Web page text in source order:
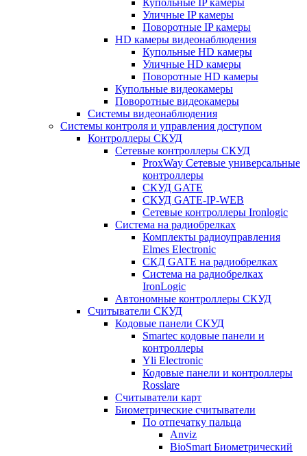
Уличные IP камеры
Поворотные IP камеры
HD камеры видеонаблюдения
Купольные HD камеры
Уличные HD камеры
Поворотные HD камеры
Купольные видеокамеры
Поворотные видеокамеры
Системы видеонаблюдения
Системы контроля и управления доступом
Контроллеры СКУД
Сетевые контроллеры СКУД
ProxWay Сетевые универсальные
контроллеры
СКУД GATE
СКУД GATE-IP-WEB
Сетевые контроллеры Ironlogic
Система на радиобрелках
Комплекты радиоуправления
Elmes Electronic
СКД GATE на радиобрелках
Система на радиобрелках
IronLogic
Автономные контроллеры СКУД
Считыватели СКУД
Кодовые панели СКУД
Smartec кодовые панели и
контроллеры
Yli Electronic
Кодовые панели и контроллеры
Rosslare
Считыватели карт
Биометрические считыватели
По отпечатку пальца
Anviz
BioSmart Биометрический